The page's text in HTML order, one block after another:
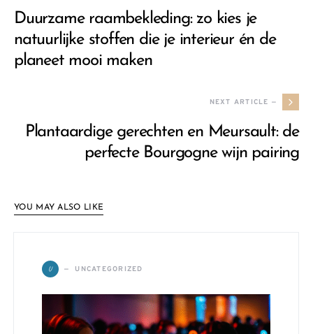
Duurzame raambekleding: zo kies je
natuurlijke stoffen die je interieur én de
planeet mooi maken
NEXT ARTICLE —
Plantaardige gerechten en Meursault: de
perfecte Bourgogne wijn pairing
YOU MAY ALSO LIKE
U UNCATEGORIZED